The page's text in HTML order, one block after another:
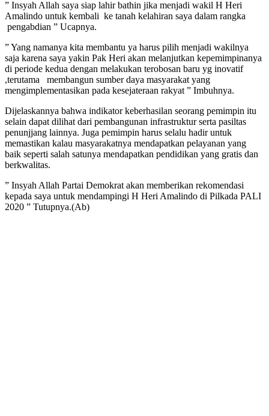
” Insyah Allah saya siap lahir bathin jika menjadi wakil H Heri
Amalindo untuk kembali ke tanah kelahiran saya dalam rangka
pengabdian ” Ucapnya.
” Yang namanya kita membantu ya harus pilih menjadi wakilnya
saja karena saya yakin Pak Heri akan melanjutkan kepemimpinanya
di periode kedua dengan melakukan terobosan baru yg inovatif
,terutama membangun sumber daya masyarakat yang
mengimplementasikan pada kesejateraan rakyat ” Imbuhnya.
Dijelaskannya bahwa indikator keberhasilan seorang pemimpin itu
selain dapat dilihat dari pembangunan infrastruktur serta pasiltas
penunjjang lainnya. Juga pemimpin harus selalu hadir untuk
memastikan kalau masyarakatnya mendapatkan pelayanan yang
baik seperti salah satunya mendapatkan pendidikan yang gratis dan
berkwalitas.
” Insyah Allah Partai Demokrat akan memberikan rekomendasi
kepada saya untuk mendampingi H Heri Amalindo di Pilkada PALI
2020 ” Tutupnya.(Ab)